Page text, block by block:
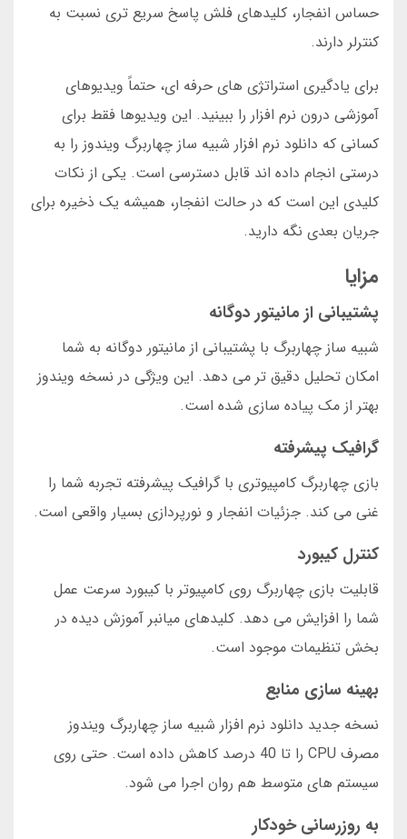
حساس انفجار، کلیدهای فلش پاسخ سریع تری نسبت به
کنترلر دارند.
برای یادگیری استراتژی های حرفه ای، حتماً ویدیوهای
آموزشی درون نرم افزار را ببینید. این ویدیوها فقط برای
کسانی که دانلود نرم افزار شبیه ساز چهاربرگ ویندوز را به
درستی انجام داده اند قابل دسترسی است. یکی از نکات
کلیدی این است که در حالت انفجار، همیشه یک ذخیره برای
جریان بعدی نگه دارید.
مزایا
پشتیبانی از مانیتور دوگانه
شبیه ساز چهاربرگ با پشتیبانی از مانیتور دوگانه به شما
امکان تحلیل دقیق تر می دهد. این ویژگی در نسخه ویندوز
بهتر از مک پیاده سازی شده است.
گرافیک پیشرفته
بازی چهاربرگ کامپیوتری با گرافیک پیشرفته تجربه شما را
غنی می کند. جزئیات انفجار و نورپردازی بسیار واقعی است.
کنترل کیبورد
قابلیت بازی چهاربرگ روی کامپیوتر با کیبورد سرعت عمل
شما را افزایش می دهد. کلیدهای میانبر آموزش دیده در
بخش تنظیمات موجود است.
بهینه سازی منابع
نسخه جدید دانلود نرم افزار شبیه ساز چهاربرگ ویندوز
مصرف CPU را تا 40 درصد کاهش داده است. حتی روی
سیستم های متوسط هم روان اجرا می شود.
به روزرسانی خودکار